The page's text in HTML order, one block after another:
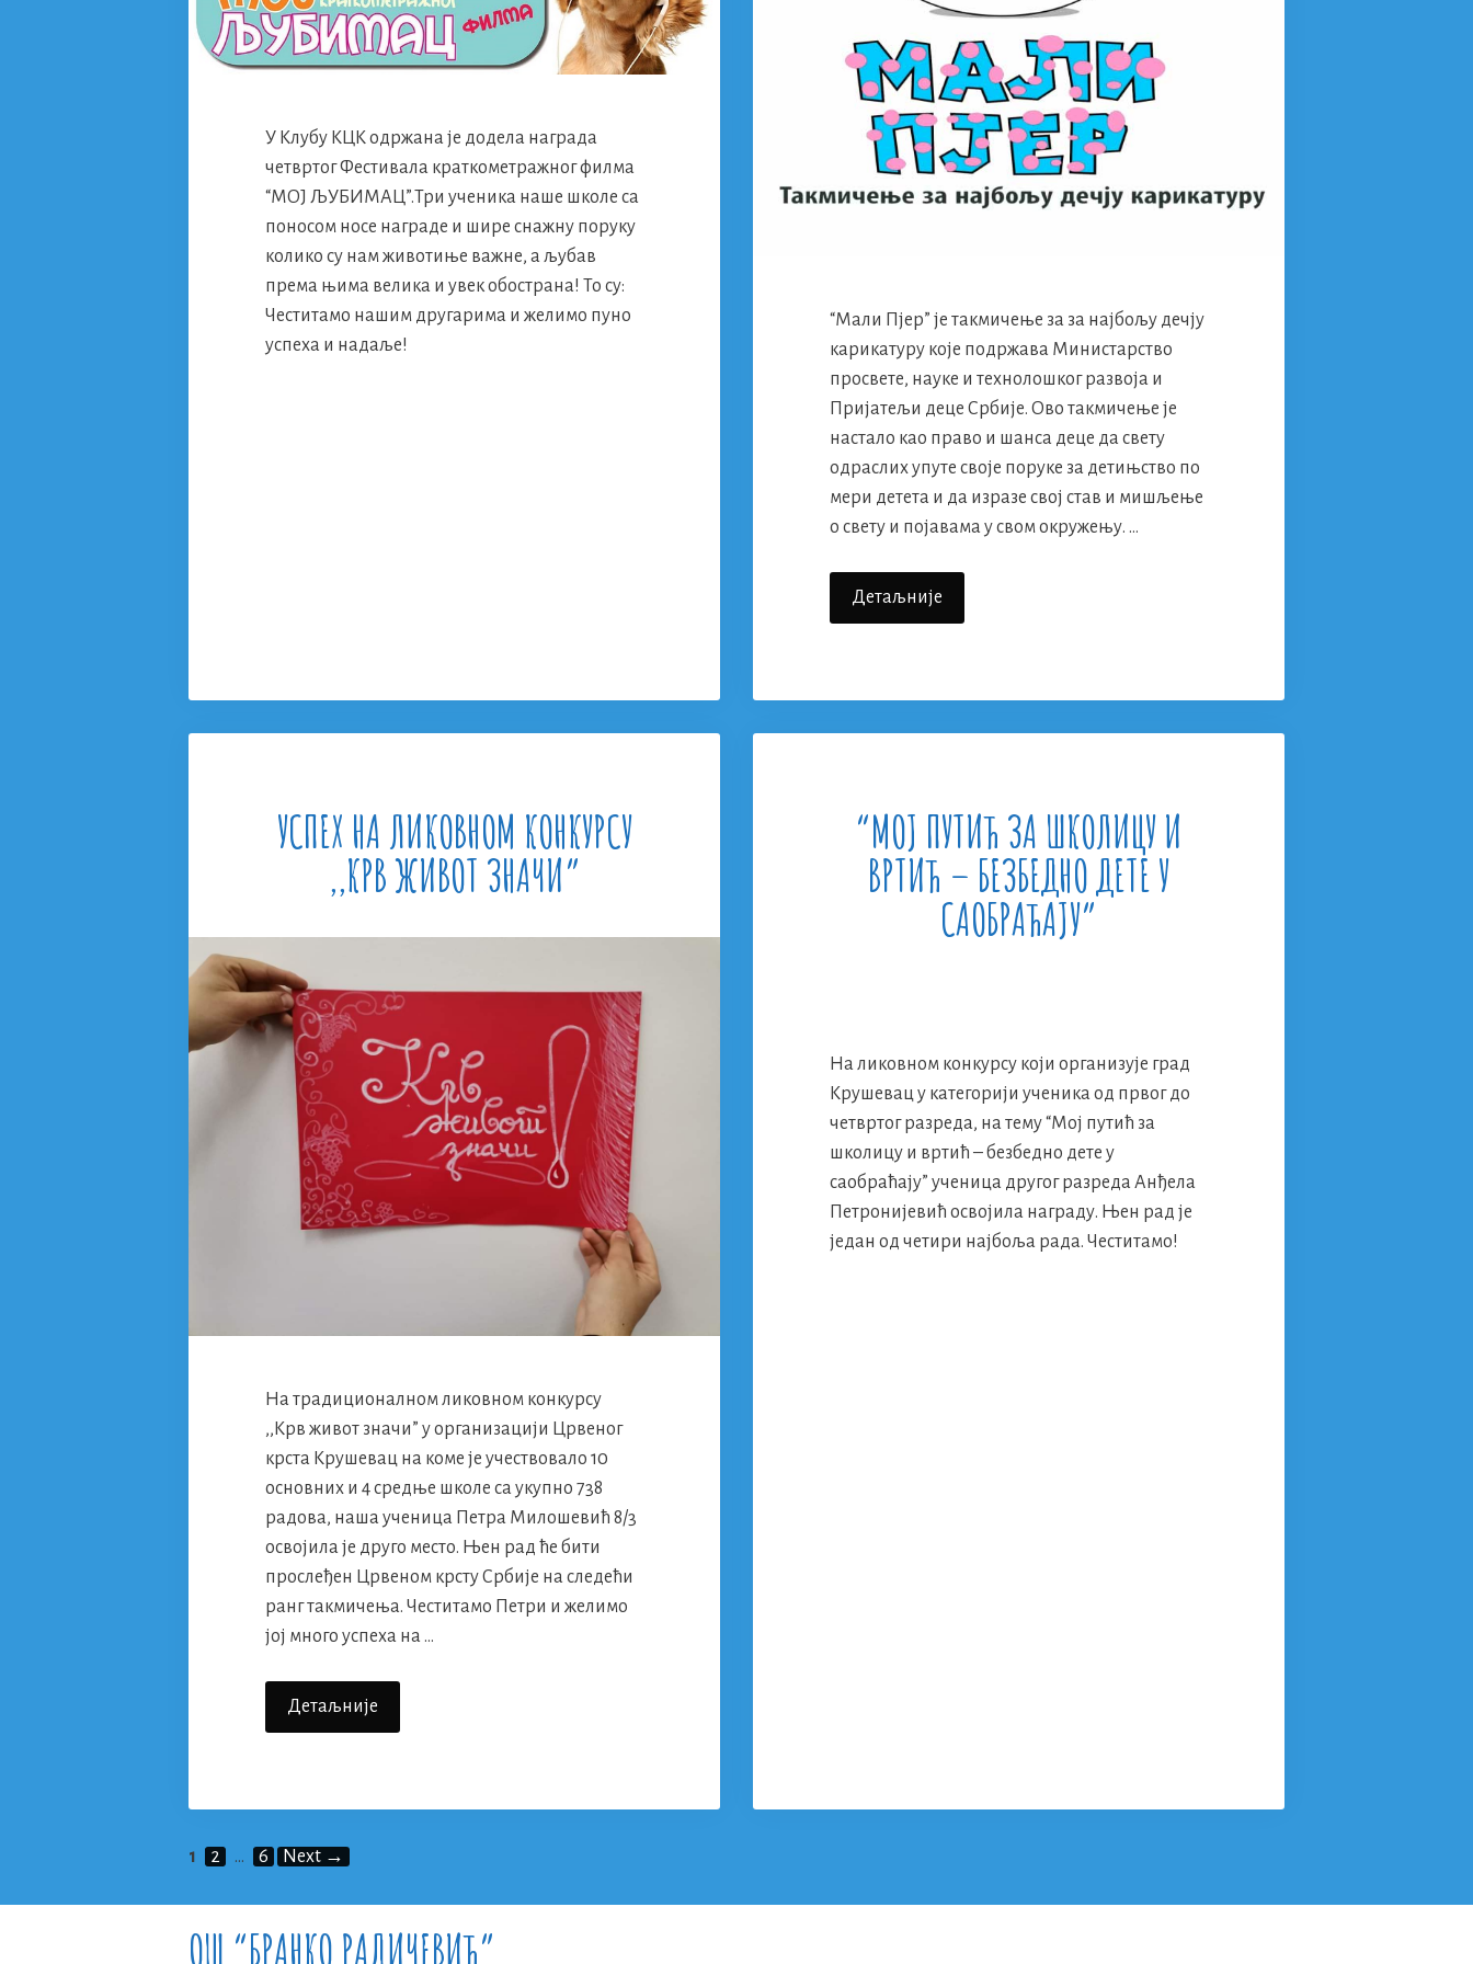
У Клубу КЦК одржана је додела награда
четвртог Фестивала краткометражног филма
“МОЈ ЉУБИМАЦ”.Три ученика наше школе са
поносом носе награде и шире снажну поруку
колико су нам животиње важне, а љубав
према њима велика и увек обострана! То су:
Честитамо нашим другарима и желимо пуно
успеха и надаље!
“Мали Пјер” је такмичење за за најбољу дечју
карикатуру које подржава Министарство
просвете, науке и технолошког развоја и
Пријатељи деце Србије. Ово такмичење је
настало као право и шанса деце да свету
одраслих упуте своје поруке за детињство по
мери детета и да изразе свој став и мишљење
о свету и појавама у свом окружењу. …
Детаљније
Мали
УСПЕХ НА ЛИКОВНОМ КОНКУРСУ
,,КРВ ЖИВОТ ЗНАЧИ”
На традиционалном ликовном конкурсу
,,Крв живот значи” у организацији Црвеног
крста Крушевац на коме је учествовало 10
основних и 4 средње школе са укупно 738
радова, наша ученица Петра Милошевић 8/3
освојила је друго место. Њен рад ће бити
прослеђен Црвеном крсту Србије на следећи
ранг такмичења. Честитамо Петри и желимо
јој много успеха на …
Детаљније
На
“МОЈ ПУТИЋ ЗА ШКОЛИЦУ И
ВРТИЋ – БЕЗБЕДНО ДЕТЕ У
САОБРАЋАЈУ”
На ликовном конкурсу који организује град
Крушевац у категорији ученика од првог до
четвртог разреда, на тему “Мој путић за
школицу и вртић – безбедно дете у
саобраћају” ученица другог разреда Анђела
Петронијевић освојила награду. Њен рад је
један од четири најбоља рада. Честитамо!
Page
1 Page
2 … Page
6 Next →
ОШ “БРАНКО РАДИЧЕВИЋ”